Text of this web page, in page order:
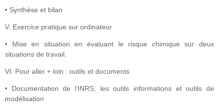
• Synthèse et bilan
V. Exercice pratique sur ordinateur
• Mise en situation en évaluant le risque chimique sur deux
situations de travail.
VI. Pour aller + loin : outils et documents
• Documentation de l’INRS, les outils informations et outils de
modélisation